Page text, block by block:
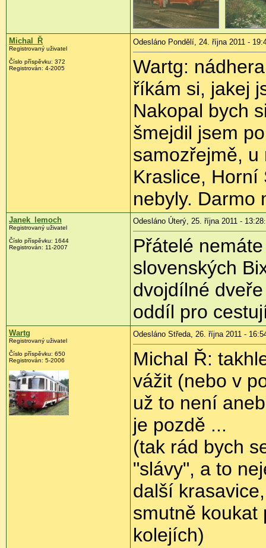
Michal_Ř
Registrovaný uživatel
Číslo příspěvku: 372
Registrován: 4-2005
Odesláno Pondělí, 24. října 2011 -
Wartg:
říkám si, jakej
Nakopal bych
šmejdil jsem
samozřejmě, u
Kraslice, Horní
nebyly. Darmo
Janek_lemoch
Registrovaný uživatel
Číslo příspěvku: 1644
Registrován: 11-2007
Odesláno Úterý, 25. října 2011 - 13:28
Přátelé
slovenských
dvojdílné
oddíl pro
Wartg
Registrovaný uživatel
Číslo příspěvku: 650
Registrován: 5-2006
Odesláno Středa, 26. října 2011 -
Michal Ř:
vážit (nebo v
už to není
je pozdě ...
(tak rád bych
"slávy", a to
další
smutně koukat
kolejích)